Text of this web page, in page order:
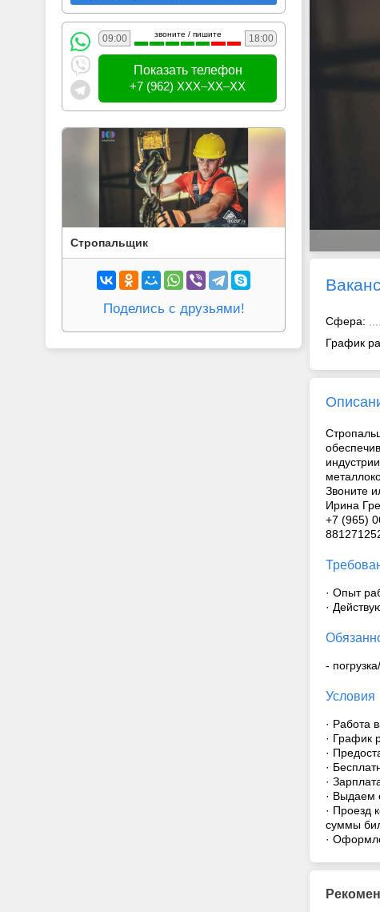
09:00 звоните / пишите 18:00
Показать телефон
+7 (962) XXX–XX–XX
Стропальщик
Поделись с друзьями!
Сфера:
График
Звоните
Ирина
+7 (965)
· Опыт
·
-
Условия
· Работа
· График
·
·
·
· Выдаем
· Проезд
суммы
·